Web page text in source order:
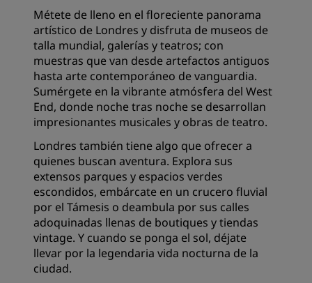
Métete de lleno en el floreciente panorama
artístico de Londres y disfruta de museos de
talla mundial, galerías y teatros; con
muestras que van desde artefactos antiguos
hasta arte contemporáneo de vanguardia.
Sumérgete en la vibrante atmósfera del West
End, donde noche tras noche se desarrollan
impresionantes musicales y obras de teatro.
Londres también tiene algo que ofrecer a
quienes buscan aventura. Explora sus
extensos parques y espacios verdes
escondidos, embárcate en un crucero fluvial
por el Támesis o deambula por sus calles
adoquinadas llenas de boutiques y tiendas
vintage. Y cuando se ponga el sol, déjate
llevar por la legendaria vida nocturna de la
ciudad.